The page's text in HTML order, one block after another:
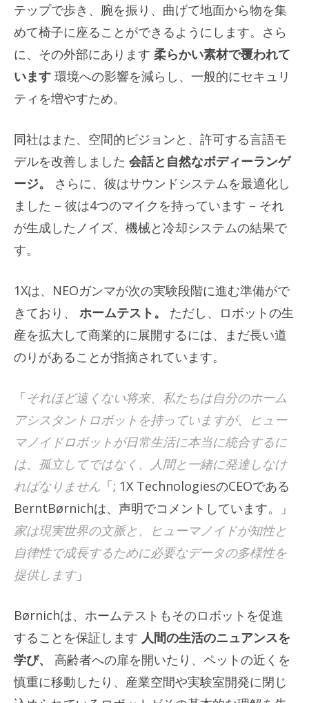
テップで歩き、腕を振り、曲げて地面から物を集
めて椅子に座ることができるようにします。さら
に、その外部にあります 柔らかい素材で覆われて
います 環境への影響を減らし、一般的にセキュリ
ティを増やすため。
同社はまた、空間的ビジョンと、許可する言語モ
デルを改善しました 会話と自然なボディーランゲ
ージ。 さらに、彼はサウンドシステムを最適化し
ました – 彼は4つのマイクを持っています – それ
が生成したノイズ、機械と冷却システムの結果で
す。
1Xは、NEOガンマが次の実験段階に進む準備がで
きており、
ホームテスト。 ただし、ロボットの生
産を拡大して商業的に展開するには、まだ長い道
のりがあることが指摘されています。
「それほど遠くない将来、私たちは自分のホーム
アシスタントロボットを持っていますが、ヒュー
マノイドロボットが日常生活に本当に統合するに
は、孤立してではなく、人間と一緒に発達しなけ
ればなりません 「; 1X TechnologiesのCEOである
BerntBørnichは、声明でコメントしています。」
家は現実世界の文脈と、ヒューマノイドが知性と
自律性で成長するために必要なデータの多様性を
提供します」
Børnichは、ホームテストもそのロボットを促進
することを保証します 人間の生活のニュアンスを
学び、
高齢者への扉を開いたり、ペットの近くを
慎重に移動したり、産業空間や実験室開発に閉じ